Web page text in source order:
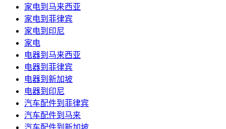
家电到马来西亚
家电到菲律宾
家电到印尼
家电
电器到马来西亚
电器到菲律宾
电器到新加坡
电器到印尼
汽车配件到菲律宾
汽车配件到马来